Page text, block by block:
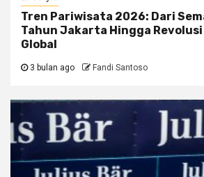
Tren Pariwisata 2026: Dari
Tahun Jakarta Hingga
Global
3 bulan ago Fandi Santoso